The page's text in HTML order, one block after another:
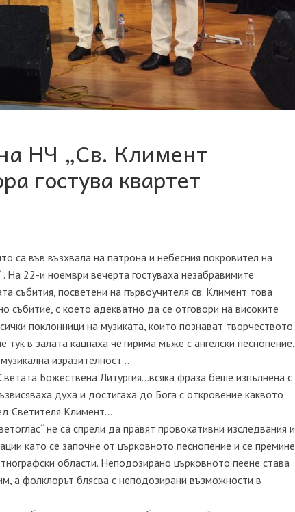
НЧ „Св. Климент
гостува квартет
са във възхвала на патрона и небесния покровител на
22-и ноември вечерта гостуваха незабравимите
събития, посветени на първоучителя св. Климент това
с което адекватно да се отговори на високите
поклонници на музиката, които познават творчеството
в залата кацнаха четирима мъже с ангелски песнопение,
изразителност…
Божествена Литургия…всяка фраза беше изпълнена с
духа и достигаха до Бога с откровение каквото
Светителя Климент…
не са спрели да правят провокативни изследвания и
като се започне от църковното песнопение и се премине
области. Неподозирано църковното пеене става
а фолклорът блясва с неподозирани възможности в